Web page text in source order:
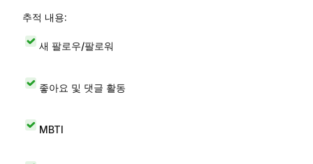
추적 내용:
새 팔로우/팔로워
좋아요 및 댓글 활동
MBTI